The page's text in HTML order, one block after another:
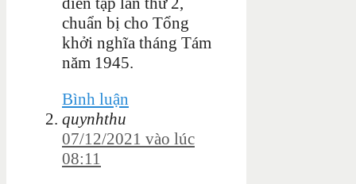
chuẩn bị cho Tổng
khởi nghĩa tháng Tám
năm 1945.
Bình luận
quynhthu
07/12/2021 vào lúc
08:11